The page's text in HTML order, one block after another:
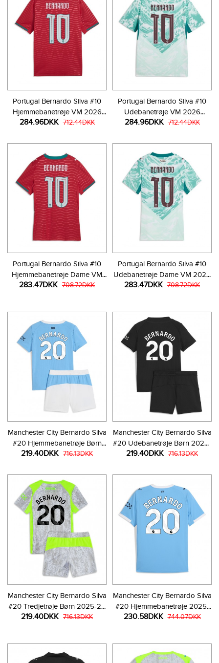
Portugal Bernardo Silva #10
Hjemmebanetrøje VM 2026
Kortærmet
284.96DKK 712.44DKK
Portugal Bernardo Silva #10
Udebanetrøje VM 2026
Kortærmet
284.96DKK 712.44DKK
Portugal Bernardo Silva #10
Hjemmebanetrøje Dame VM
2026 Kortærmet
283.47DKK 708.72DKK
Portugal Bernardo Silva #10
Udebanetrøje Dame VM 2026
Kortærmet
283.47DKK 708.72DKK
Manchester City Bernardo Silva
#20 Hjemmebanetrøje Børn
2025-26 Kortærmet (+ Korte
219.40DKK 716.13DKK
Manchester City Bernardo Silva
#20 Udebanetrøje Børn 2025-
26 Kortærmet (+ Korte bukser)
219.40DKK 716.13DKK
Manchester City Bernardo Silva
#20 Tredjetrøje Børn 2025-26
Kortærmet (+ Korte bukser)
219.40DKK 716.13DKK
Manchester City Bernardo Silva
#20 Hjemmebanetrøje 2025-
26 Kortærmet
230.58DKK 744.07DKK